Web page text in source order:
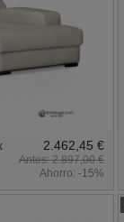
2.462,45 €
2.897,00 €
Ahorro:-15%